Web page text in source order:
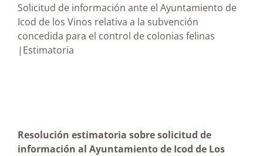
Solicitud de información ante el Ayuntamiento de
Icod de los Vinos relativa a la subvención
concedida para el control de colonias felinas
|Estimatoria
Resolución estimatoria sobre solicitud de
información al Ayuntamiento de Icod de Los